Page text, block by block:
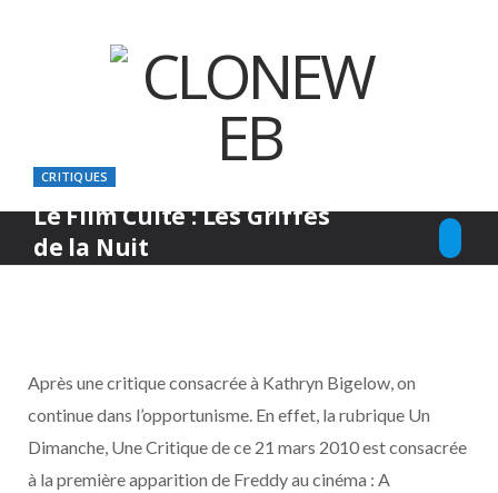
F
e
b
X
T
w
i
I
t
a
T
k
T
o
Y
T
u
D
c
S
n
CRITIQUES
Le Film Culte : Les Griffes
de la Nuit
Après une critique consacrée à Kathryn Bigelow, on
continue dans l’opportunisme. En effet, la rubrique Un
Dimanche, Une Critique de ce 21 mars 2010 est consacrée
à la première apparition de Freddy au cinéma : A